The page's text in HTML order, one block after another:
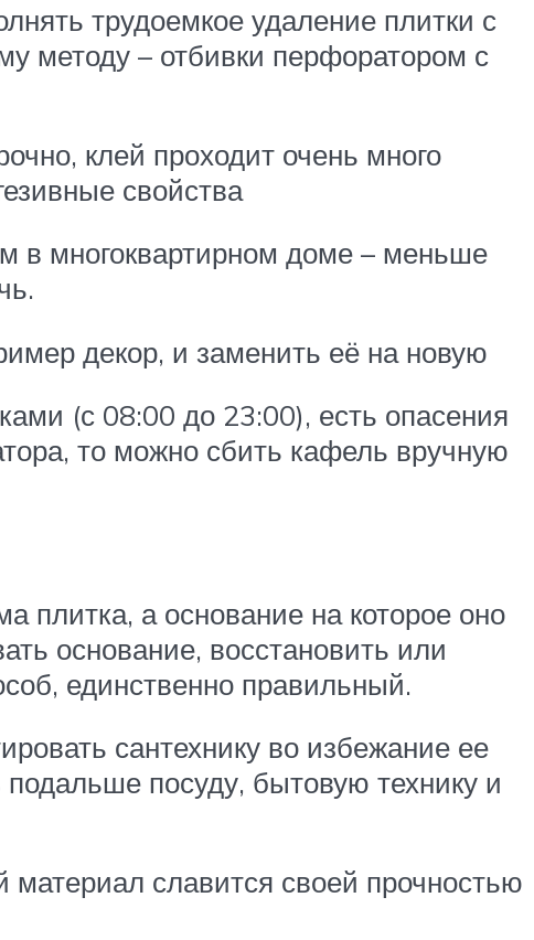
трудоемкое удаление плитки с
методу – отбивки перфоратором с
клей проходит очень много
свойства
в многоквартирном доме – меньше
декор, и заменить её на новую
(с 08:00 до 23:00), есть опасения
то можно сбить кафель вручную
плитка, а основание на которое оно
основание, восстановить или
единственно правильный.
сантехнику во избежание ее
посуду, бытовую технику и
материал славится своей прочностью